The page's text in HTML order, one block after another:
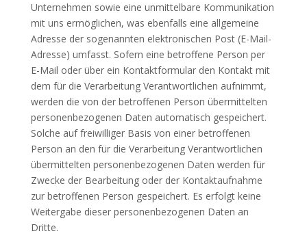
Unternehmen sowie eine unmittelbare Kommunikation
mit uns ermöglichen, was ebenfalls eine allgemeine
Adresse der sogenannten elektronischen Post (E-Mail-
Adresse) umfasst. Sofern eine betroffene Person per
E-Mail oder über ein Kontaktformular den Kontakt mit
dem für die Verarbeitung Verantwortlichen aufnimmt,
werden die von der betroffenen Person übermittelten
personenbezogenen Daten automatisch gespeichert.
Solche auf freiwilliger Basis von einer betroffenen
Person an den für die Verarbeitung Verantwortlichen
übermittelten personenbezogenen Daten werden für
Zwecke der Bearbeitung oder der Kontaktaufnahme
zur betroffenen Person gespeichert. Es erfolgt keine
Weitergabe dieser personenbezogenen Daten an
Dritte.